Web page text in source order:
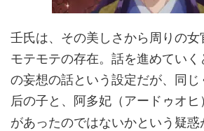
壬氏は、その美しさから周りの女
モテモテの存在。話を進めてい
の妄想の話という設定だが、同じ
后の子と、阿多妃（アードゥオヒ
があったのではないかという疑惑